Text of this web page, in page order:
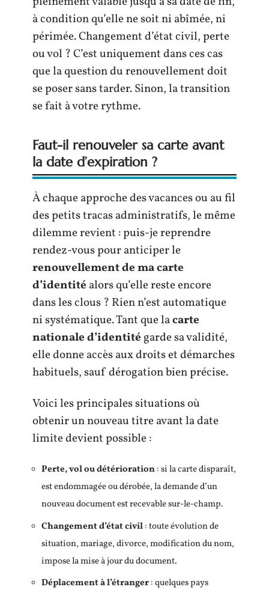
à condition qu’elle ne soit ni abîmée, ni
périmée. Changement d’état civil, perte
ou vol ? C’est uniquement dans ces cas
que la question du renouvellement doit
se poser sans tarder. Sinon, la transition
se fait à votre rythme.
Faut-il renouveler sa carte avant
la date d’expiration ?
À chaque approche des vacances ou au fil
des petits tracas administratifs, le même
dilemme revient : puis-je reprendre
rendez-vous pour anticiper le
renouvellement de ma carte
d’identité alors qu’elle reste encore
dans les clous ? Rien n’est automatique
ni systématique. Tant que lacarte
nationale d’identité garde sa validité,
elle donne accès aux droits et démarches
habituels, sauf dérogation bien précise.
Voici les principales situations où
obtenir un nouveau titre avant la date
limite devient possible :
Perte, vol ou détérioration: si la carte disparaît,
est endommagée ou dérobée, la demande d’un
nouveau document est recevable sur-le-champ.
Changement d’état civil: toute évolution de
situation, mariage, divorce, modification du nom,
impose la mise à jour du document.
Déplacement à l’étranger: quelques pays